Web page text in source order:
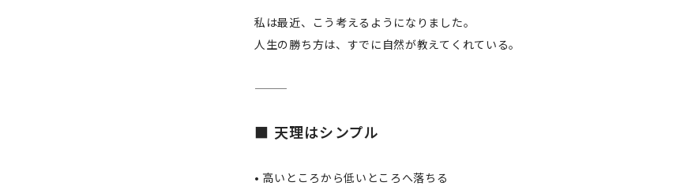
私は最近、こう考えるようになりました。
人生の勝ち方は、すでに自然が教えてくれている。
■ 天理はシンプル
• 高いところから低いところへ落ちる